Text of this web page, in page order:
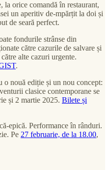
orice comandă în restaurant,
un aperitiv de-mpărțit la doi și
de seară perfect.
fondurile strânse din
către cazurile de salvare și
alte cazuri urgente.
.
o nouă ediție și un nou concept:
clasice contemporane se
și 2 martie 2025. Bilete și
epică. Performance în rânduri.
Pe 27 februarie, de la 18.00,